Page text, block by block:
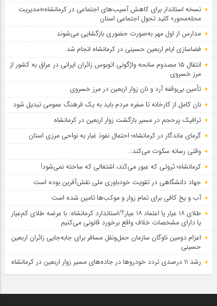
نسخه استاندار برای کاهش آسیب‌های اجتماعی در کرمانشاه؛«مدیریت
محله‌محور» کلید تحول اجتماعی استان
مدارس از اول مهر به‌صورت حضوری بازگشایی می‌شوند
فضاسازی ایام اربعین حسینی در کرمانشاه انجام شد
انتقال ۱۵ مصدوم سانحه واژگونی اتوبوس زائران ایرانی در عراق به کشور از
مرز خسروی
تأمین بی‌وقفه آرد و نان زوار اربعین در مرز خسروی
نان کامل از کارخانه تا سفره مردم باید به یک فرهنگ عمومی تبدیل شود
ترافیک پرحجم در مسیر بازگشت زوار اربعین در کرمانشاه
گرمای ماندگار در کرمانشاه؛ احتمال نفوذ غبار به نواحی مرزی استان
وقتی رسانه سکوت می‌کند…
کرمانشاه؛ ثروتی که عبور می‌کند، اشتغالی که ساخته نمی‌شود!
جهاد دانشگاهی در تقویت خودباوری ملی نقش‌آفرین بوده است
آب و یخ کافی برای تمام زوار و موکب‌ها تامین شده است
طلای ۱۸ عیار یا اعتماد ۱۸ عیار؟/استاندارد کرمانشاه: با عرضه طلای کم‌عیار
یا دارای مشخصات خلاف واقع برخورد قانونی می‌کنیم
اعزام دومین ناوگان سازمان حمل‌ونقل مسافر برای جابه‌جایی زائران اربعین
حسینی
رشد ۱۱ درصدی تردد خودروها در جاده‌های مسیر زوار اربعین در کرمانشاه